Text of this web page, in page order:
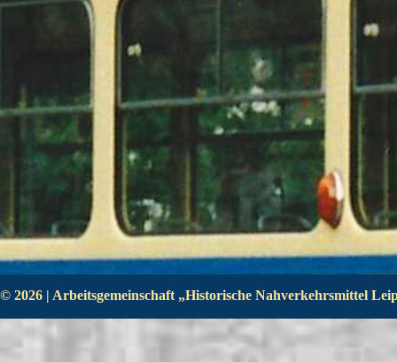
© 2026 | Arbeitsgemeinschaft „Historische Nahverkehrsmittel
Zurück zum Seiteninhalt